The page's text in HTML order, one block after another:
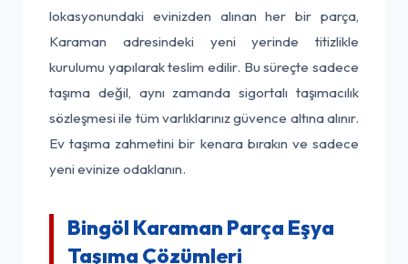
lokasyonundaki evinizden alınan her bir parça,
Karaman adresindeki yeni yerinde titizlikle
kurulumu yapılarak teslim edilir. Bu süreçte sadece
taşıma değil, aynı zamanda sigortalı taşımacılık
sözleşmesi ile tüm varlıklarınız güvence altına alınır.
Ev taşıma zahmetini bir kenara bırakın ve sadece
yeni evinize odaklanın.
Bingöl Karaman Parça Eşya
Taşıma Çözümleri